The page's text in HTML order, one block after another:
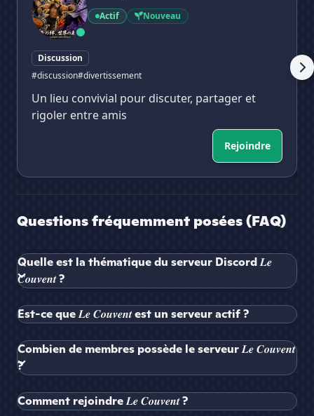
Actif Nouveau
Discussion
#discussion#divertissement
Un lieu convivial pour discuter, partager et
rigoler entre amis
Rejoindre
Questions fréquemment posées (FAQ)
Quelle est la thématique du serveur Discord 𝑳𝒆
𝑪𝒐𝒖𝒗𝒆𝒏𝒕 ?
Est-ce que 𝑳𝒆 𝑪𝒐𝒖𝒗𝒆𝒏𝒕 est un serveur actif ?
Combien de membres possède le serveur 𝑳𝒆 𝑪𝒐𝒖𝒗𝒆𝒏𝒕
?
Comment rejoindre 𝑳𝒆 𝑪𝒐𝒖𝒗𝒆𝒏𝒕 ?